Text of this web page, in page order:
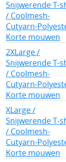
Snijwerende T-
/ Coolmesh-
Cutyarn-
Korte mouwen
2XLarge /
Snijwerende T-
/ Coolmesh-
Cutyarn-
Korte mouwen
XLarge /
Snijwerende T-
/ Coolmesh-
Cutyarn-
Korte mouwen